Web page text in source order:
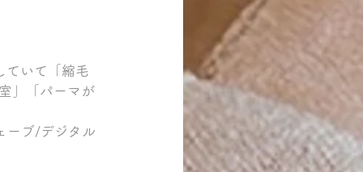
ていて「縮毛
」「パーマが
ーブ/デジタル